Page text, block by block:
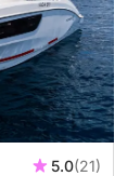
5.0(21)